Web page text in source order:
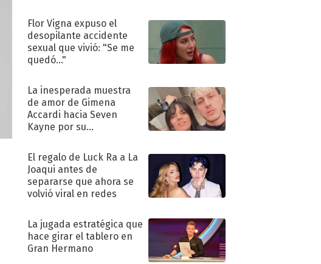
Flor Vigna expuso el
desopilante accidente
sexual que vivió: "Se me
quedó..."
La inesperada muestra
de amor de Gimena
Accardi hacia Seven
Kayne por su
El regalo de Luck Ra a La
Joaqui antes de
separarse que ahora se
volvió viral en redes
La jugada estratégica que
hace girar el tablero en
Gran Hermano